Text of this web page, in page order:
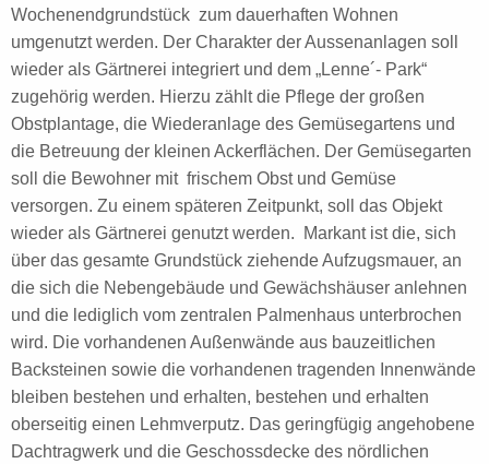
Wochenendgrundstück zum dauerhaften Wohnen
umgenutzt werden. Der Charakter der Aussenanlagen soll
wieder als Gärtnerei integriert und dem „Lenne´- Park“
zugehörig werden. Hierzu zählt die Pflege der großen
Obstplantage, die Wiederanlage des Gemüsegartens und
die Betreuung der kleinen Ackerflächen. Der Gemüsegarten
soll die Bewohner mit frischem Obst und Gemüse
versorgen. Zu einem späteren Zeitpunkt, soll das Objekt
wieder als Gärtnerei genutzt werden. Markant ist die, sich
über das gesamte Grundstück ziehende Aufzugsmauer, an
die sich die Nebengebäude und Gewächshäuser anlehnen
und die lediglich vom zentralen Palmenhaus unterbrochen
wird. Die vorhandenen Außenwände aus bauzeitlichen
Backsteinen sowie die vorhandenen tragenden Innenwände
bleiben bestehen und erhalten, bestehen und erhalten
oberseitig einen Lehmverputz. Das geringfügig angehobene
Dachtragwerk und die Geschossdecke des nördlichen